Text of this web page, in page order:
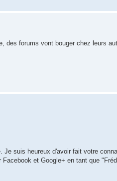
des forums vont bouger chez leurs
Je suis heureux d'avoir fait votre
et Google+ en tant que